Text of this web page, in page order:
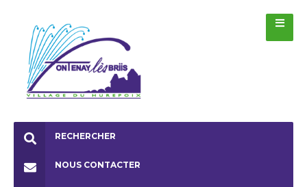
RECHERCHER
NOUS CONTACTER